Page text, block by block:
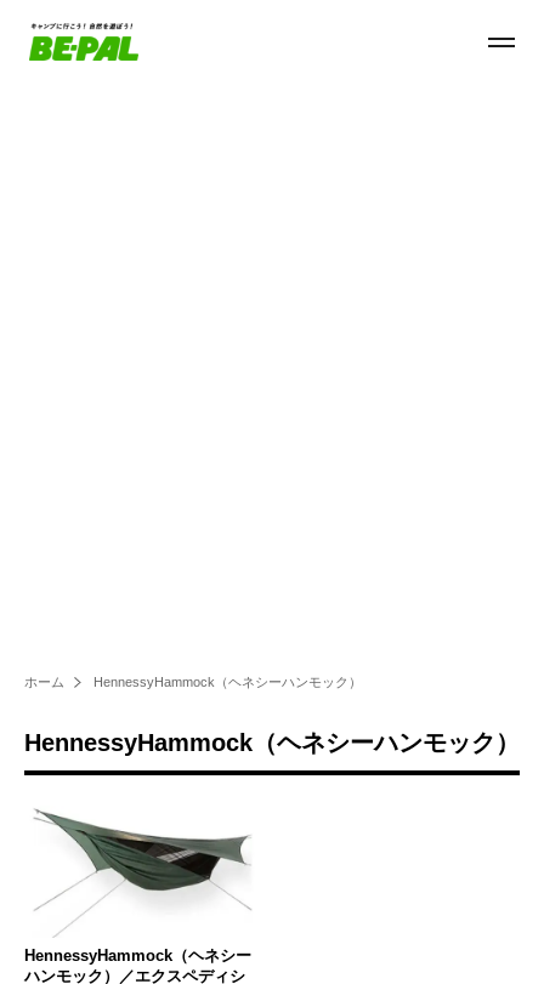
ホーム HennessyHammock（ヘネシーハンモック）
HennessyHammock（ヘネシーハンモック）
HennessyHammock（ヘネシー
ハンモック）／エクスペディシ